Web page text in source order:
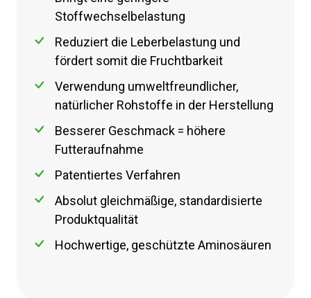
Stoffwechselbelastung
Reduziert die Leberbelastung und
fördert somit die Fruchtbarkeit
Verwendung umweltfreundlicher,
natürlicher Rohstoffe in der Herstellung
Besserer Geschmack = höhere
Futteraufnahme
Patentiertes Verfahren
Absolut gleichmäßige, standardisierte
Produktqualität
Hochwertige, geschützte Aminosäuren